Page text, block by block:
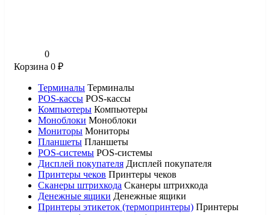
0
Корзина 0 ₽
Терминалы Терминалы
POS-кассы POS-кассы
Компьютеры Компьютеры
Моноблоки Моноблоки
Мониторы Мониторы
Планшеты Планшеты
POS-системы POS-системы
Дисплей покупателя Дисплей покупателя
Принтеры чеков Принтеры чеков
Сканеры штрихкода Сканеры штрихкода
Денежные ящики Денежные ящики
Принтеры этикеток (термопринтеры) Принтеры